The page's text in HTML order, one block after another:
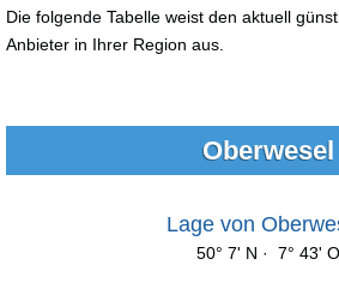
Die folgende Tabelle weist den aktuell
Anbieter in Ihrer Region aus.
Oberwesel
Lage von
50° 7' N · 7° 43' O